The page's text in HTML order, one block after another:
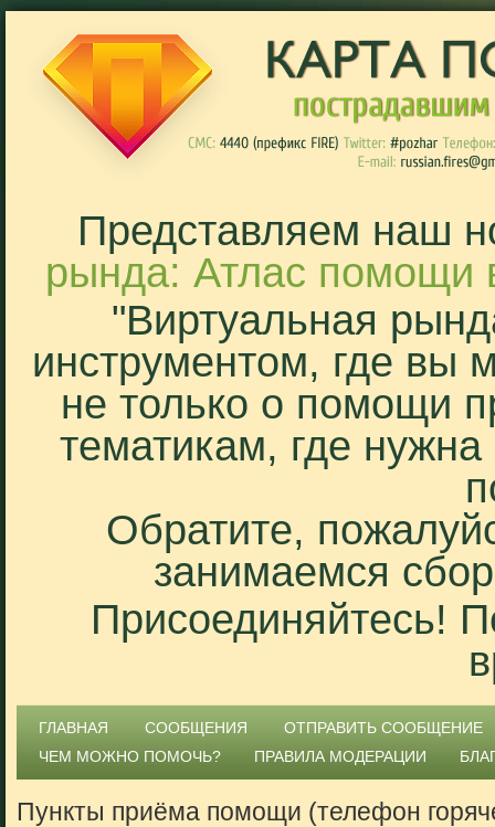
Представляем наш
рында: Атлас помощи
"Виртуальная
инструментом, где вы
не только о помощи
тематикам, где
Обратите,
занимаемся
Присоединяйтесь!
ГЛАВНАЯ СООБЩЕНИЯ
ОТПРАВИТЬ СООБЩЕНИЕ
ЧЕМ МОЖНО ПОМОЧЬ?
ПРАВИЛА МОДЕРАЦИИ
Пункты приёма помощи (телефон